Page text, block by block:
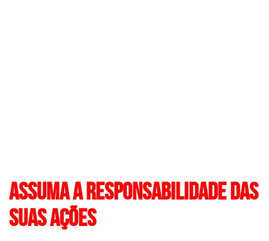
ASSUMA A RESPONSABILIDADE DAS
SUAS AÇÕES